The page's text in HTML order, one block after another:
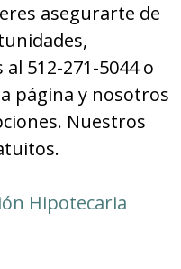
asegurarte de
512-271-5044 o
página y nosotros
Nuestros
Hipotecaria